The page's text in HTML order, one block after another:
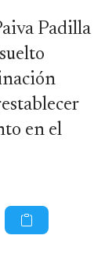
Padilla
en el